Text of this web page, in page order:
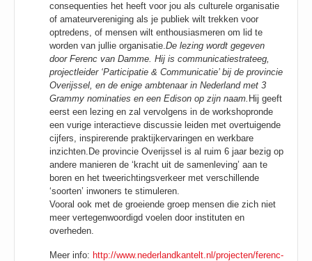
consequenties het heeft voor jou als culturele organisatie
of amateurvereniging als je publiek wilt trekken voor
optredens, of mensen wilt enthousiasmeren om lid te
worden van jullie organisatie.De lezing wordt gegeven
door Ferenc van Damme. Hij is communicatiestrateeg,
projectleider ‘Participatie & Communicatie’ bij de provincie
Overijssel, en de enige ambtenaar in Nederland met 3
Grammy nominaties en een Edison op zijn naam. Hij geeft
eerst een lezing en zal vervolgens in de workshopronde
een vurige interactieve discussie leiden met overtuigende
cijfers, inspirerende praktijkervaringen en werkbare
inzichten.De provincie Overijssel is al ruim 6 jaar bezig op
andere manieren de ‘kracht uit de samenleving’ aan te
boren en het tweerichtingsverkeer met verschillende
‘soorten’ inwoners te stimuleren.
Vooral ook met de groeiende groep mensen die zich niet
meer vertegenwoordigd voelen door instituten en
overheden.
Meer info: http://www.nederlandkantelt.nl/projecten/ferenc-